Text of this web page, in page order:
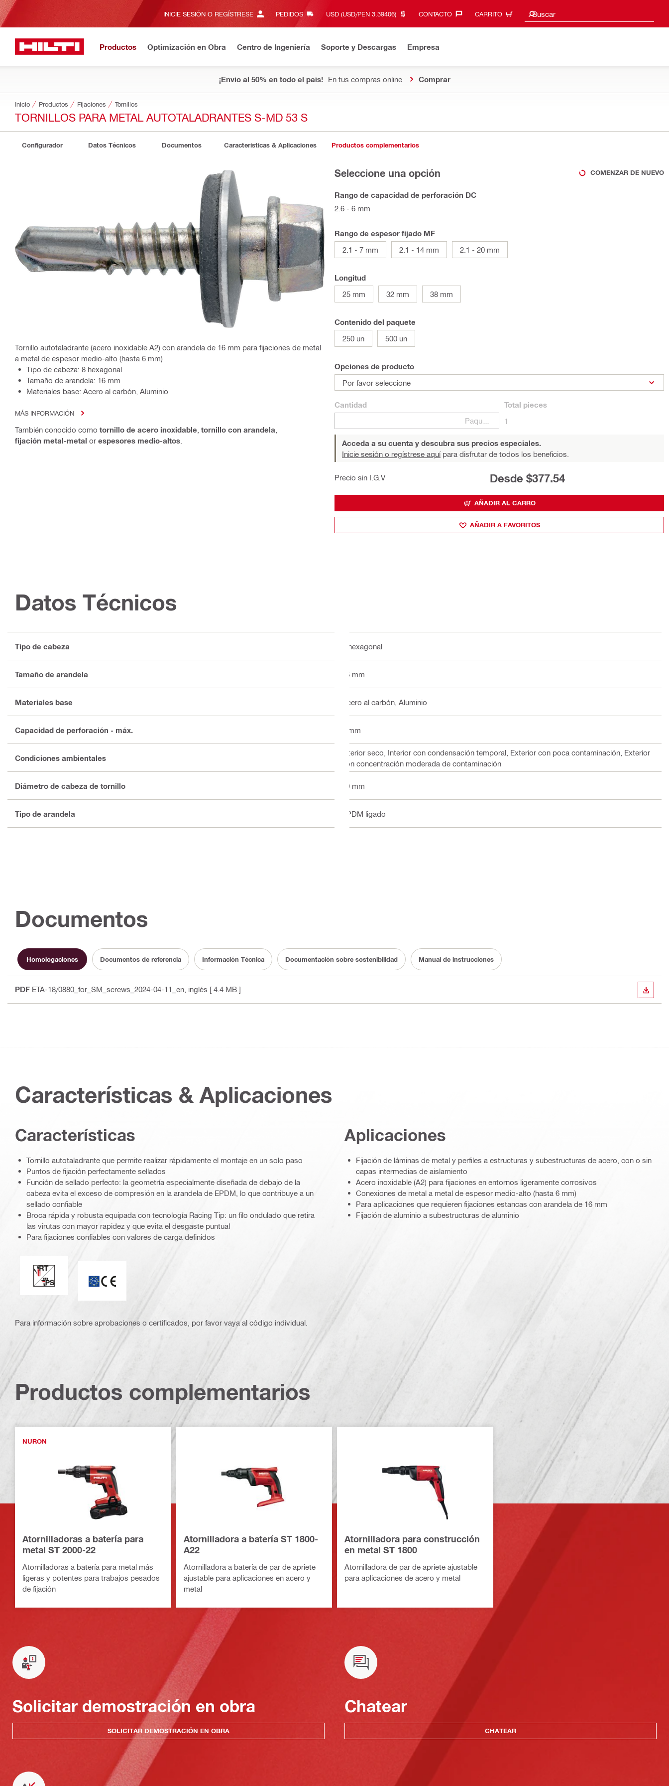
INICIE SESIÓN O REGÍSTRESE PEDIDOS USD (USD/PEN 3.39406)‎ CONTACTO‎ CARRITO Buscar
Sugerencias de búsqueda
Productos Optimización en Obra Centro de Ingeniería Soporte y Descargas Empresa
¡Envío al 50% en todo el país! En tus compras online Comprar
Inicio Productos Fijaciones Tornillos
TORNILLOS PARA METAL AUTOTALADRANTES S-MD 53 S
Configurador Datos Técnicos Documentos Características & Aplicaciones Productos complementarios
Tornillo autotaladrante (acero inoxidable A2) con arandela de 16 mm para fijaciones de metal
a metal de espesor medio-alto (hasta 6 mm)
Tipo de cabeza: 8 hexagonal
Tamaño de arandela: 16 mm
Materiales base: Acero al carbón, Aluminio
MÁS INFORMACIÓN
También conocido como tornillo de acero inoxidable tornillo con arandela
fijación metal-metal or espesores medio-altos
Seleccione una opción COMENZAR DE NUEVO
Rango de capacidad de perforación DC
2.6 - 6 mm
Rango de espesor fijado MF
2.1 - 7 mm
2.1 - 14 mm 2.1 - 20 mm
Longitud
25 mm
32 mm 38 mm
Contenido del paquete
250 un
500 un
Opciones de producto
Por favor seleccione
Cantidad
Paquetes
Total pieces
1
Acceda a su cuenta y descubra sus precios especiales.
Inicie sesión o regístrese aquípara disfrutar de todos los beneficios.
Precio sin I.G.V Desde $377.54
AÑADIR AL CARRO
AÑADIR A FAVORITOS
Datos Técnicos
Tipo de cabeza 8 hexagonal
Tamaño de arandela 16 mm
Materiales base Acero al carbón, Aluminio
Capacidad de perforación - máx. 6 mm
Condiciones ambientales
Interior seco, Interior con condensación temporal, Exterior con poca contaminación, Exterior
con concentración moderada de contaminación
Diámetro de cabeza de tornillo 10 mm
Tipo de arandela EPDM ligado
Documentos
Homologaciones Documentos de referencia Información Técnica Documentación sobre sostenibilidad Manual de instrucciones
PDF ETA-18/0880_for_SM_screws_2024-04-11_en , inglés [ 4.4 MB ]
Características & Aplicaciones
Caracterí­sticas
Tornillo autotaladrante que permite realizar rápidamente el montaje en un solo paso
Puntos de fijación perfectamente sellados
Función de sellado perfecto: la geometría especialmente diseñada de debajo de la
cabeza evita el exceso de compresión en la arandela de EPDM, lo que contribuye a un
sellado confiable
Broca rápida y robusta equipada con tecnología Racing Tip: un filo ondulado que retira
las virutas con mayor rapidez y que evita el desgaste puntual
Para fijaciones confiables con valores de carga definidos
Sellado perfecto / punta "racing"
Aplicaciones
Fijación de láminas de metal y perfiles a estructuras y subestructuras de acero, con o sin
capas intermedias de aislamiento
Acero inoxidable (A2) para fijaciones en entornos ligeramente corrosivos
Conexiones de metal a metal de espesor medio-alto (hasta 6 mm)
Para aplicaciones que requieren fijaciones estancas con arandela de 16 mm
Fijación de aluminio a subestructuras de aluminio
Para información sobre aprobaciones o certificados, por favor vaya al código individual.
Productos complementarios
NURON
Atornilladoras a batería para
metal ST 2000-22
Atornilladoras a batería para metal más
ligeras y potentes para trabajos pesados
de fijación
Atornilladora a batería ST 1800-
A22
Atornilladora a batería de par de apriete
ajustable para aplicaciones en acero y
metal
Atornilladora para construcción
en metal ST 1800
Atornilladora de par de apriete ajustable
para aplicaciones de acero y metal
Solicitar demostración en obra
SOLICITAR DEMOSTRACIÓN EN OBRA
Chatear
CHATEAR